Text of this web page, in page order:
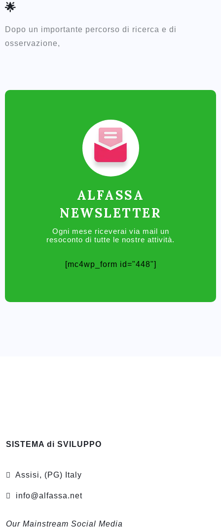
🌟
Dopo un importante percorso di ricerca e di
osservazione,
ALFASSA
NEWSLETTER
Ogni mese riceverai via mail un
resoconto di tutte le nostre attività.
[mc4wp_form id="448"]
SISTEMA di SVILUPPO
Assisi, (PG) Italy
info@alfassa.net
Our Mainstream Social Media